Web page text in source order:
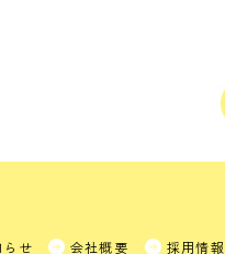
せ 会社概要 採用情報